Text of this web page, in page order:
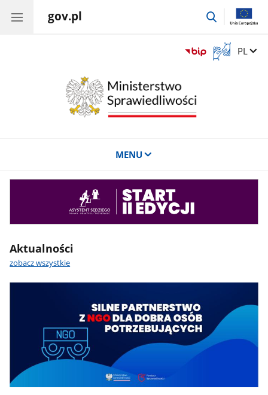
gov.pl
przejdź
Otwórz
okno
Zmień
PL
MENU
Aktualności
zobacz wszystkie